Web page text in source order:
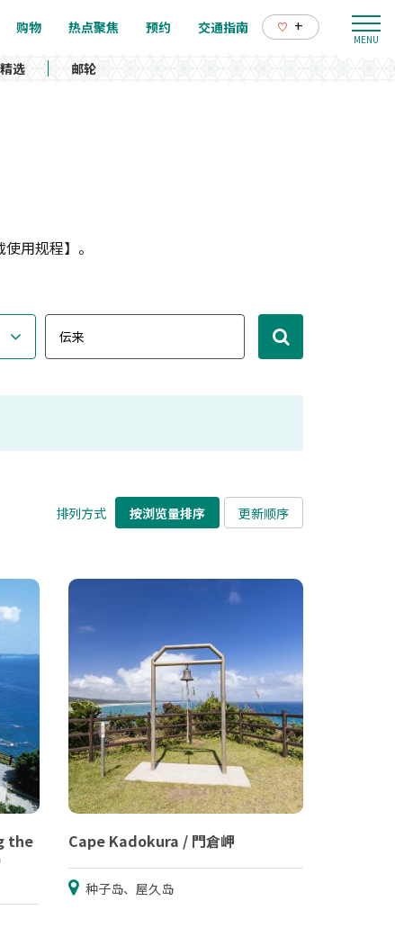
购物 热点聚焦 预约 交通指南 +
选 邮轮
用规程】。
排列方式 按浏览量排序 更新顺序
the
Cape Kadokura / 門倉岬
种子岛、屋久岛